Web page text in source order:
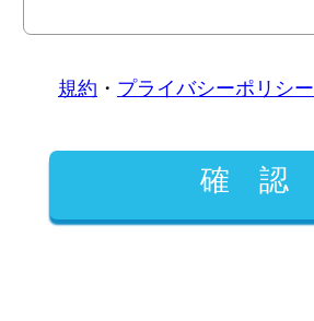
規約 ・ プライバシーポリシー